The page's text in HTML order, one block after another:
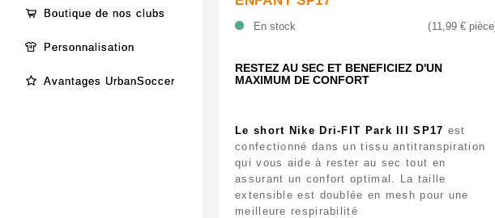
Boutique de nos clubs
Personnalisation
Avantages UrbanSoccer
En stock 11,99 € pièce
RESTEZ AU SEC ET BENEFICIEZ D'UN
MAXIMUM DE CONFORT
Le short Nike Dri-FIT Park III SP17 est
confectionné dans un tissu antitranspiration
qui vous aide à rester au sec tout en
assurant un confort optimal. La taille
extensible est doublée en mesh pour une
meilleure respirabilité